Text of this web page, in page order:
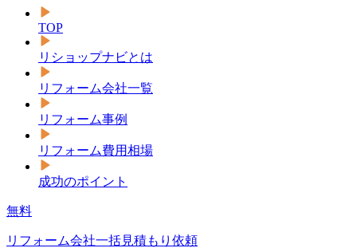
TOP
リショップナビとは
リフォーム会社一覧
リフォーム事例
リフォーム費用相場
成功のポイント
無料
リフォーム会社一括見積もり依頼